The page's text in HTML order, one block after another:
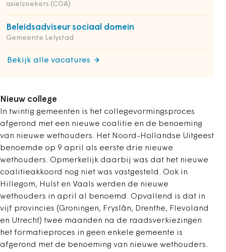
asielzoekers (COA)
Beleidsadviseur sociaal domein
Gemeente Lelystad
Bekijk alle vacatures
Nieuw college
In twintig gemeenten is het collegevormingsproces
afgerond met een nieuwe coalitie en de benoeming
van nieuwe wethouders. Het Noord-Hollandse Uitgeest
benoemde op 9 april als eerste drie nieuwe
wethouders. Opmerkelijk daarbij was dat het nieuwe
coalitieakkoord nog niet was vastgesteld. Ook in
Hillegom, Hulst en Vaals werden de nieuwe
wethouders in april al benoemd. Opvallend is dat in
vijf provincies (Groningen, Fryslân, Drenthe, Flevoland
en Utrecht) twee maanden na de raadsverkiezingen
het formatieproces in geen enkele gemeente is
afgerond met de benoeming van nieuwe wethouders.